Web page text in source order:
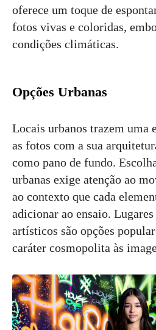
oferece um toque de
fotos vivas e coloridas,
condições climáticas.
Opções Urbanas
Locais urbanos trazem uma
as fotos com a sua
como pano de fundo.
urbanas exige atenção ao
ao contexto que cada
adicionar ao ensaio.
artísticos são opções
caráter cosmopolita às